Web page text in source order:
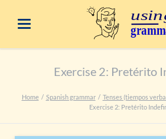
Exercise 2: Pretérito
Home Spanish grammar Tenses (tiempos
Exercise 2: Pretérito